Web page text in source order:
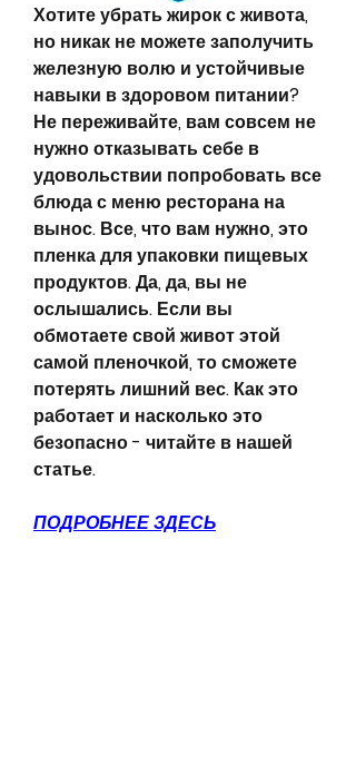
Хотите убрать жирок с живота,
но никак не можете заполучить
железную волю и устойчивые
навыки в здоровом питании?
Не переживайте, вам совсем не
нужно отказывать себе в
удовольствии попробовать все
блюда с меню ресторана на
вынос. Все, что вам нужно, это
пленка для упаковки пищевых
продуктов. Да, да, вы не
ослышались. Если вы
обмотаете свой живот этой
самой пленочкой, то сможете
потерять лишний вес. Как это
работает и насколько это
безопасно - читайте в нашей
статье.
ПОДРОБНЕЕ ЗДЕСЬ